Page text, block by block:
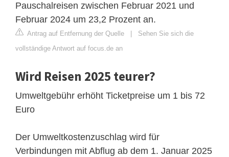
Pauschalreisen zwischen Februar 2021 und
Februar 2024 um 23,2 Prozent an.
Antrag auf Entfernung der Quelle
Sehen Sie sich die
vollständige Antwort auf focus.de an
Wird Reisen 2025 teurer?
Umweltgebühr erhöht Ticketpreise um 1 bis 72
Euro
Der Umweltkostenzuschlag wird für
Verbindungen mit Abflug ab dem 1. Januar 2025